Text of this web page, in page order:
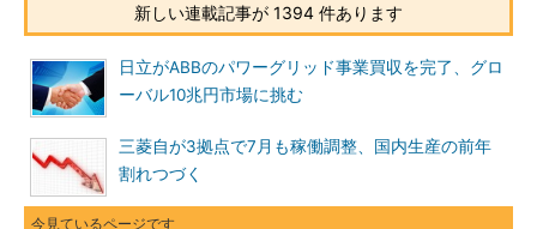
新しい連載記事が 1394 件あります
日立がABBのパワーグリッド事業買収を完了、グロ
ーバル10兆円市場に挑む
三菱自が3拠点で7月も稼働調整、国内生産の前年
割れつづく